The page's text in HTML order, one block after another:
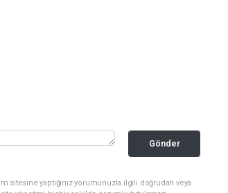
Gönder
sitesine yaptığınız yorumunuzla ilgili doğrudan veya